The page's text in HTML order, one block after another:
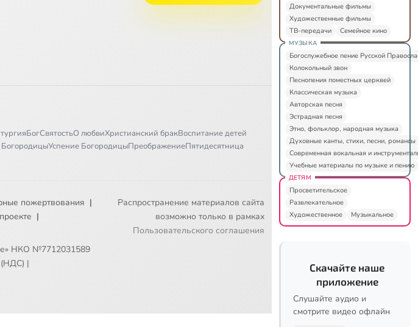
БогСвятостьО любвиХристианский бракВоспитание детей
Успение БогородицыПреображениеПятидесятница
пожертвования |
|
НКО №7712031589
(НДС) |
Распространение материалов сайта
возможно только в рамках
Пользовательского соглашения
Документальные фильмы
Художественные фильмы
ТВ-передачи
Семейное кино
МУЗЫКА
Богослужебное пение Русской
Колокольный звон
Песнопения поместных церквей
Классическая музыка
Авторская песня
Эстрадная песня
Этно, фольклор, народная музыка
Духовные канты, стихи, песни, романсы
Современная вокальная и
Учебные материалы по музыке и пению
ДЕТЯМ
Просветительское
Развлекательное
Художественное
Музыкальное
Скачайте наше
приложение
Слушайте аудио и
смотрите видео офлайн